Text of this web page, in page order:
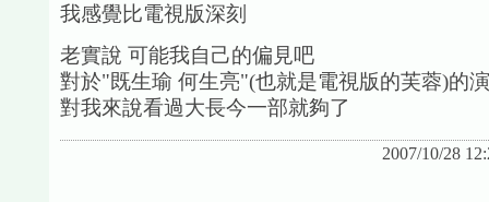
我感覺比電視版深刻
老實說 可能我自己的偏見吧
對於"既生瑜 何生亮"(也就是電視版的芙蓉)的
對我來說看過大長今一部就夠了
2007/10/28